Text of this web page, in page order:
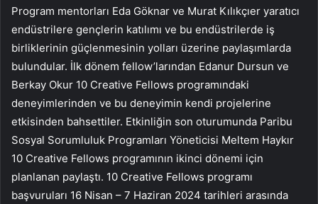
Program mentorları Eda Göknar ve Murat Kılıkçıer yaratıcı
endüstrilere gençlerin katılımı ve bu endüstrilerde iş
birliklerinin güçlenmesinin yolları üzerine paylaşımlarda
bulundular. İlk dönem fellow’larından Edanur Dursun ve
Berkay Okur 10 Creative Fellows programındaki
deneyimlerinden ve bu deneyimin kendi projelerine
etkisinden bahsettiler. Etkinliğin son oturumunda Paribu
Sosyal Sorumluluk Programları Yöneticisi Meltem Haykır
10 Creative Fellows programının ikinci dönemi için
planlanan paylaştı. 10 Creative Fellows programı
başvuruları 16 Nisan – 7 Haziran 2024 tarihleri arasında